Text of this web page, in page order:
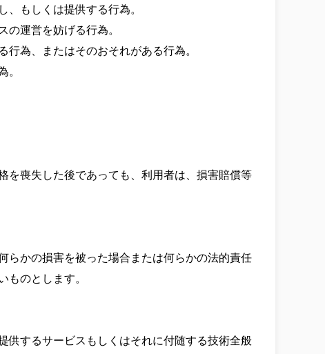
もしくは提供する行為。
運営を妨げる行為。
為、またはそのおそれがある行為。
を喪失した後であっても、利用者は、損害賠償等
らかの損害を被った場合または何らかの法的責任
のとします。
供するサービスもしくはそれに付随する技術全般